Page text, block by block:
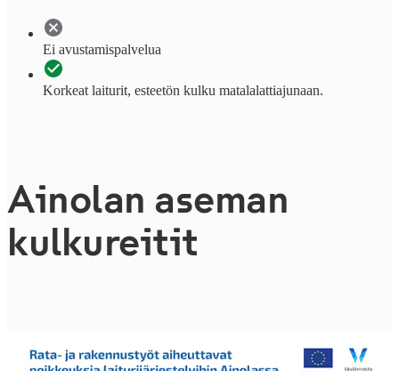
Ei avustamispalvelua
Korkeat laiturit, esteetön kulku matalalattiajunaan.
Ainolan aseman
kulkureitit